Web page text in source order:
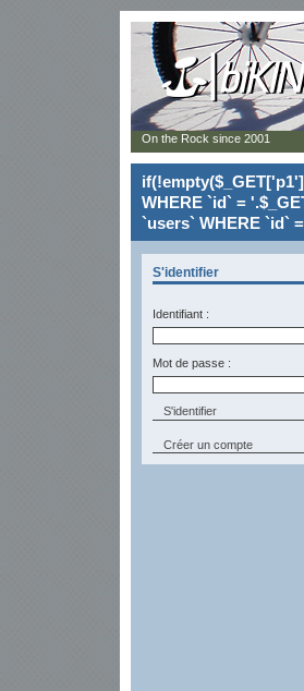
WHERE `id` =
`users` WHERE `id`
S'identifier
Identifiant :
Mot de passe :
Créer un compte
On the Rock since 2001